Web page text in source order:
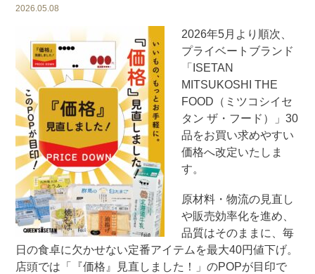
2026.05.08
2026年5月より順次、
プライベートブランド
「ISETAN
MITSUKOSHI THE
FOOD（ミツコシイセ
タン ザ・フード）」30
品をお買い求めやすい
価格へ改定いたしま
す。
原材料・物流の見直し
や販売効率化を進め、
品質はそのままに、毎
日の食卓に欠かせない定番アイテムを最大40円値下げ。
店頭では「『価格』見直しました！」のPOPが目印で